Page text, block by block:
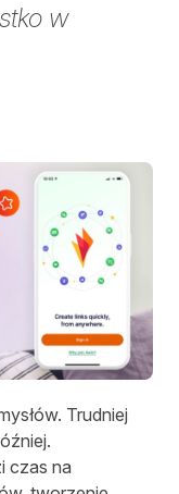
w
LinkedIn
Trudniej
czas na